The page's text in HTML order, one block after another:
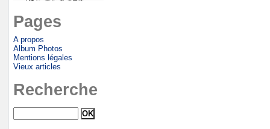
Pages
A propos
Album Photos
Mentions légales
Vieux articles
Recherche